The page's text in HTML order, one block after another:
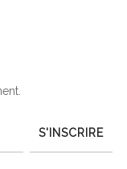
S'INSCRIRE